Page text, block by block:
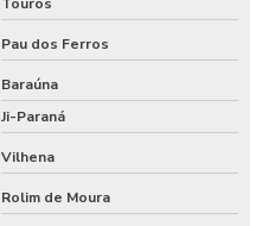
Pau dos Ferros
Baraúna
Ji-Paraná
Vilhena
Rolim de Moura